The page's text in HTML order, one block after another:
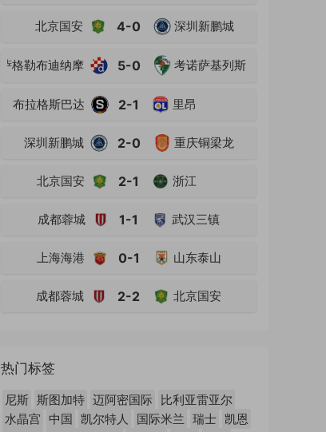
北京国安 4-0 深圳新鹏城
萨格勒布迪纳摩 5-0 考诺萨基列斯
布拉格斯巴达 2-1 里昂
深圳新鹏城 2-0 重庆铜梁龙
北京国安 2-1 浙江
成都蓉城 1-1 武汉三镇
上海海港 0-1 山东泰山
成都蓉城 2-2 北京国安
热门标签
尼斯 斯图加特 迈阿密国际 比利亚雷亚尔
水晶宫 中国 凯尔特人 国际米兰 瑞士 凯恩